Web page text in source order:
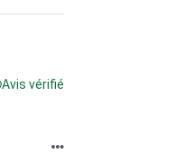
Avis vérifié